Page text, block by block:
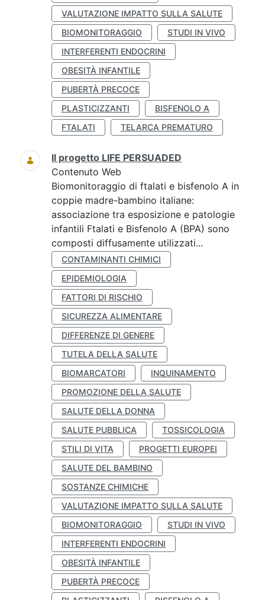
VALUTAZIONE IMPATTO SULLA SALUTE
BIOMONITORAGGIO
STUDI IN VIVO
INTERFERENTI ENDOCRINI
OBESITÀ INFANTILE
PUBERTÀ PRECOCE
PLASTICIZZANTI
BISFENOLO A
FTALATI
TELARCA PREMATURO
Il progetto LIFE PERSUADED
Contenuto Web
Biomonitoraggio di ftalati e bisfenolo A in
coppie madre-bambino italiane:
associazione tra esposizione e patologie
infantili Ftalati e Bisfenolo A (BPA) sono
composti diffusamente utilizzati...
CONTAMINANTI CHIMICI
EPIDEMIOLOGIA
FATTORI DI RISCHIO
SICUREZZA ALIMENTARE
DIFFERENZE DI GENERE
TUTELA DELLA SALUTE
BIOMARCATORI
INQUINAMENTO
PROMOZIONE DELLA SALUTE
SALUTE DELLA DONNA
SALUTE PUBBLICA
TOSSICOLOGIA
STILI DI VITA
PROGETTI EUROPEI
SALUTE DEL BAMBINO
SOSTANZE CHIMICHE
VALUTAZIONE IMPATTO SULLA SALUTE
BIOMONITORAGGIO
STUDI IN VIVO
INTERFERENTI ENDOCRINI
OBESITÀ INFANTILE
PUBERTÀ PRECOCE